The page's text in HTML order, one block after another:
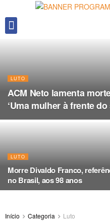
LUTO
ACM Neto lamenta
‘Uma mulher à frente do
LUTO
Morre Divaldo Franco,
no Brasil, aos 98 anos
Início Categoria Luto